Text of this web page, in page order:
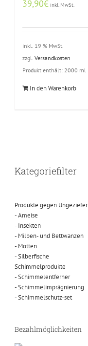
39,90€ inkl. MwSt.
inkl. 19 % MwSt.
zzgl. Versandkosten
Produkt enthält: 2000 ml
In den Warenkorb
Kategoriefilter
Produkte gegen Ungeziefer
- Ameise
- Insekten
- Milben- und Bettwanzen
- Motten
- Silberfische
Schimmelprodukte
- Schimmelentferner
- Schimmelimprägnierung
- Schimmelschutz-set
Bezahlmöglichkeiten